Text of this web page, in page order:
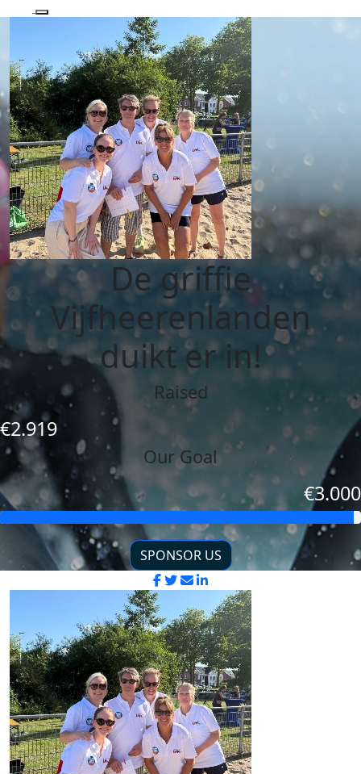
De griffie
Vijfheerenlanden
duikt er in!
Raised
€2.919
Our Goal
€3.000
SPONSOR US